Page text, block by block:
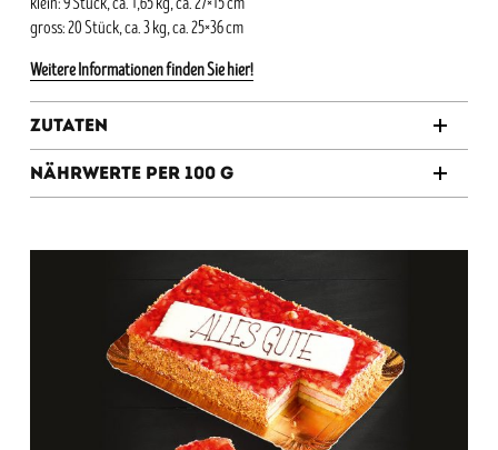
KARRIERE
VIDEOS
klein: 9 Stück, ca. 1,65 kg, ca. 27×15 cm
gross: 20 Stück, ca. 3 kg, ca. 25×36 cm
Weitere Informationen finden Sie hier!
Zutaten
Nährwerte per 100 g